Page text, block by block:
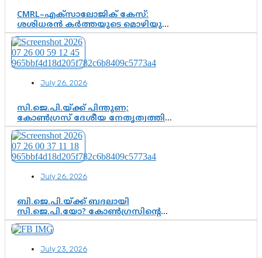
CMRL–എക്‌സാലോജിക് കേസ്:
ശശിധരൻ കർത്തയുടെ മൊഴിയുടെ
അടിസ്ഥാനത്തിൽ പിണറായി
വിജയനെ ചോദ്യം ചെയ്യുന്നതിൽ ഉടൻ
തീരുമാനം; വീണയ്‌ക്കെതിരെ
കൂടുതൽ തെളിവുകൾ പരിശോധിച്ച്
July 26, 2026
സി.ജെ.പി.യ്ക്ക് പിന്തുണ;
കോൺഗ്രസ് ദേശീയ നേതൃത്വത്തിൽ
ആശങ്കയോ? പാർട്ടിക്കുള്ളിൽ
ഭിന്നാഭിപ്രായമെന്ന വിലയിരുത്തൽ
July 26, 2026
ബി.ജെ.പി.യ്ക്ക് ബദലായി
സി.ജെ.പി.യോ? കോൺഗ്രസിന്റെ
രാഷ്ട്രീയ ഇടം കൈവശപ്പെടുത്താൻ
സിജെപി ഉയർന്നുകഴിഞ്ഞോ?
വഴിത്തിരിവ്
July 23, 2026